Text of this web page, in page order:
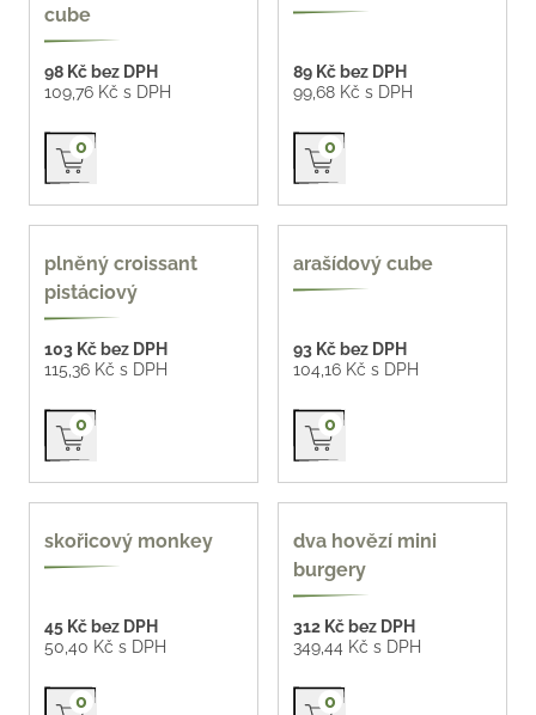
cube
98 Kč bez DPH
109,76 Kč s DPH
Přidat do košíku
0
89 Kč bez DPH
99,68 Kč s DPH
Přidat do košíku
0
plněný croissant
pistáciový
103 Kč bez DPH
115,36 Kč s DPH
Přidat do košíku
0
arašídový cube
93 Kč bez DPH
104,16 Kč s DPH
Přidat do košíku
0
skořicový monkey
45 Kč bez DPH
50,40 Kč s DPH
Přidat do košíku
0
dva hovězí mini
burgery
312 Kč bez DPH
349,44 Kč s DPH
Přidat do košíku
0